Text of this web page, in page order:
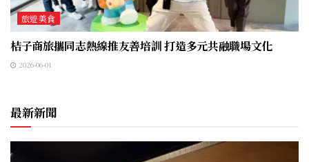
旅遊美食
桔子商旅攜同志熱線推友善培訓 打造多元共融職場文化
2026-06-01
最新新聞